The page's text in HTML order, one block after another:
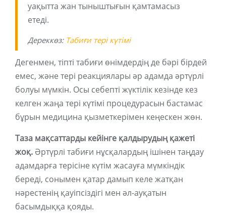
уақытта жан тыныштығын қамтамасыз
етеді.
Дереккөз: Табиғи тері күтімі
Дегенмен, тіпті табиғи өнімдердің де бәрі бірдей
емес, және тері реакциялары әр адамда әртүрлі
болуы мүмкін. Осы себепті жүктілік кезінде кез
келген жаңа тері күтімі процедурасын бастамас
бұрын медицина қызметкерімен кеңескен жөн.
Таза мақсаттарды кейінге қалдырудың қажеті
жоқ. Әртүрлі табиғи нұсқалардың ішінен таңдау
адамдарға терісіне күтім жасауға мүмкіндік
береді, сонымен қатар дамып келе жатқан
нәрестенің қауіпсіздігі мен әл-ауқатын
басымдыққа қояды.